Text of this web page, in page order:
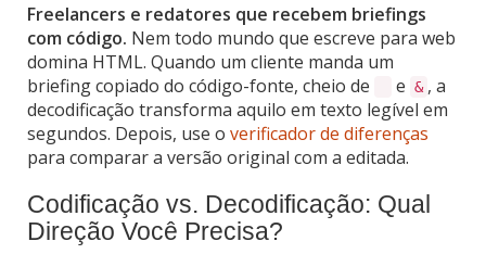
Freelancers e redatores que recebem briefings
com código. Nem todo mundo que escreve para web
domina HTML. Quando um cliente manda um
briefing copiado do código-fonte, cheio de
e & , a
decodificação transforma aquilo em texto legível em
segundos. Depois, use o verificador de diferenças
para comparar a versão original com a editada.
Codificação vs. Decodificação: Qual
Direção Você Precisa?